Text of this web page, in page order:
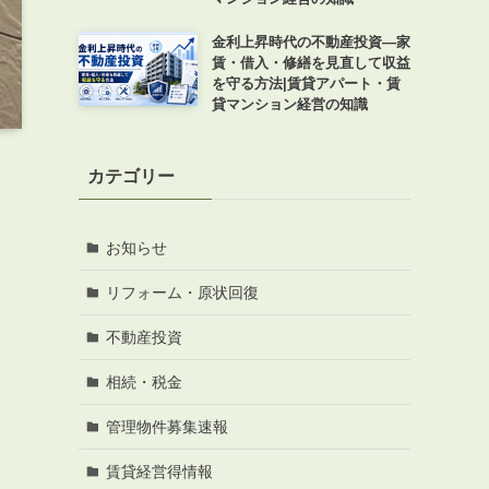
金利上昇時代の不動産投資―家
賃・借入・修繕を見直して収益
を守る方法|賃貸アパート・賃
貸マンション経営の知識
カテゴリー
お知らせ
リフォーム・原状回復
不動産投資
相続・税金
管理物件募集速報
賃貸経営得情報